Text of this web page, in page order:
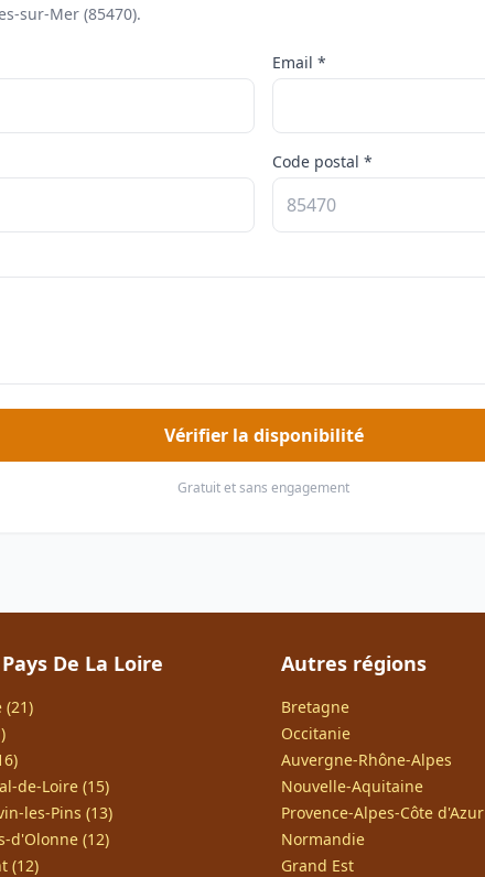
sur-Mer (85470).
Email *
Code postal *
Vérifier la disponibilité
Gratuit et sans engagement
De La Loire
(21)
de-Loire (15)
les-Pins (13)
d'Olonne (12)
(12)
Autres régions
Bretagne
Occitanie
Auvergne-Rhône-Alpes
Nouvelle-Aquitaine
Provence-Alpes-Côte d'Azur
Normandie
Grand Est